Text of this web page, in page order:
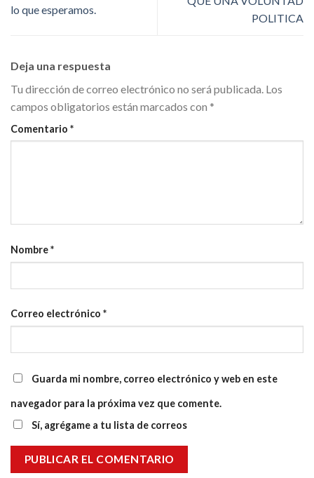
lo que esperamos.
POLITICA
Deja una respuesta
Tu dirección de correo electrónico no será publicada. Los
campos obligatorios están marcados con *
Comentario *
Nombre*
Correo electrónico *
Guarda mi nombre, correo electrónico y web en este
navegador para la próxima vez que comente.
Sí, agrégame a tu lista de correos